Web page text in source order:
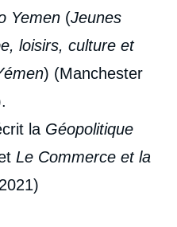
Yemen (Jeunes
loisirs, culture et
) (Manchester
la Géopolitique
Le Commerce et la